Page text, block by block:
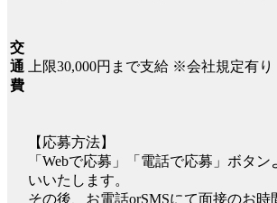
交
通
費
上限30,000円まで支給 ※会社規定有り
【応募方法】
「Webで応募」「電話で応募」ボタ
いいたします。
その後、お電話orSMSにて面接のお時